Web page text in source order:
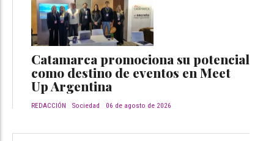
Catamarca promociona su potencial
como destino de eventos en Meet
Up Argentina
REDACCIÓN Sociedad 06 de agosto de 2026